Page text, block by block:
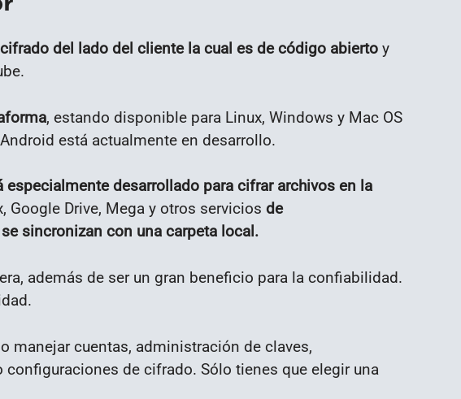
del lado del cliente la cual es de código abierto y
, estando disponible para Linux, Windows y Mac OS
está actualmente en desarrollo.
especialmente desarrollado para cifrar archivos en la
Google Drive, Mega y otros servicios de
sincronizan con una carpeta local.
además de ser un gran beneficio para la confiabilidad.
manejar cuentas, administración de claves,
de cifrado. Sólo tienes que elegir una